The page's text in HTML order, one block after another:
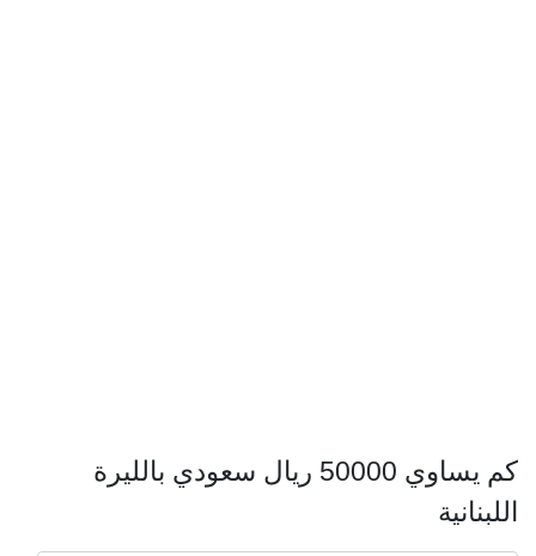
كم يساوي 50000 ريال سعودي بالليرة
اللبنانية